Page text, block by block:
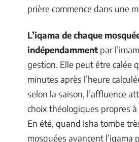
prière commence dans une
L’iqama de chaque
indépendamment par
gestion. Elle peut être calée
minutes après l’heure
selon la saison, l’affluence
choix théologiques propres
En été, quand Isha tombe
mosquées avancent l’iqama